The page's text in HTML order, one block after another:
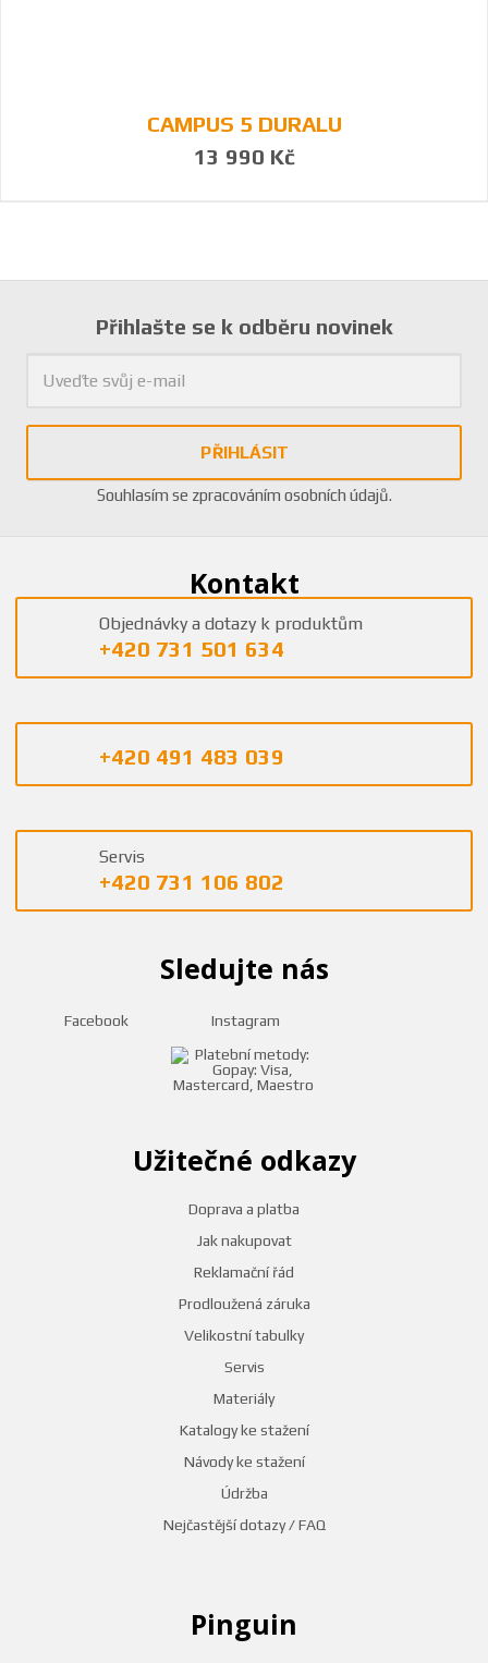
CAMPUS 5 DURALU
13 990 Kč
Přihlašte se k odběru novinek
PŘIHLÁSIT
Souhlasím se zpracováním osobních údajů.
Užitečné odkazy
Doprava a platba
Jak nakupovat
Reklamační řád
Prodloužená záruka
Velikostní tabulky
Servis
Materiály
Katalogy ke stažení
Návody ke stažení
Údržba
Nejčastější dotazy / FAQ
Pinguin
Kontakt
Objednávky a dotazy k produktům
+420 731 501 634
+420 491 483 039
Servis
+420 731 106 802
Sledujte nás
Facebook Instagram